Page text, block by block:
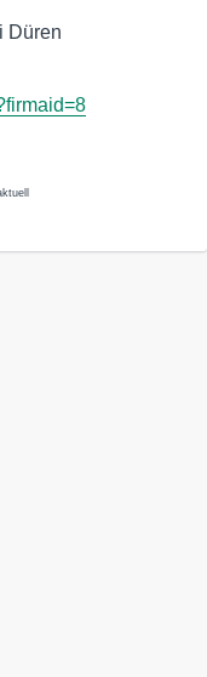
Düren